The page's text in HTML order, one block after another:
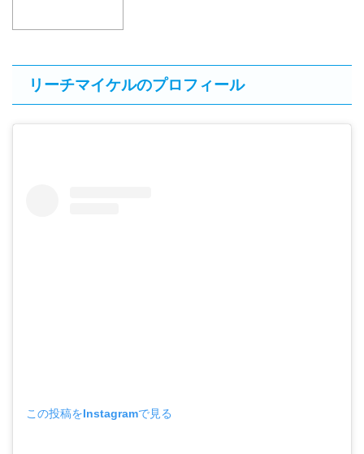
リーチマイケルのプロフィール
この投稿をInstagramで見る